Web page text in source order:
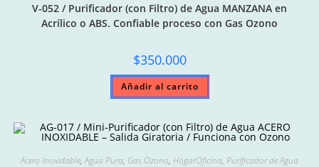
V-052 / Purificador (con Filtro) de Agua MANZANA en
Acrílico o ABS. Confiable proceso con Gas Ozono
$350.000
Añadir al carrito
Acero Inoxidable,Agua Pura, Gas Ozono, HogarOficina, Purificador de Agua